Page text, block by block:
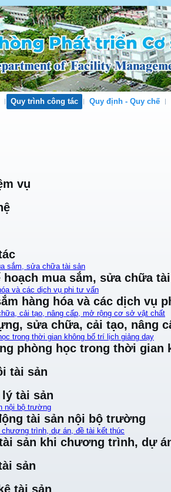
Quy trình công tác Quy định - Quy chế
vụ
sắm, sửa chữa tài sản
mua sắm, sửa chữa
và các dịch vụ phi tư vấn
hàng hóa và các dịch vụ
cải tạo, nâng cấp, mở rộng cơ sở vật chất
sửa chữa, cải tạo, nâng
trong thời gian không bố trí lịch giảng dạy
phòng học trong thời gian
tài sản
tài sản
nội bộ trường
tài sản nội bộ trường
trình, dự án, đề tài kết thúc
sản khi chương trình, dự
sản
tài sản